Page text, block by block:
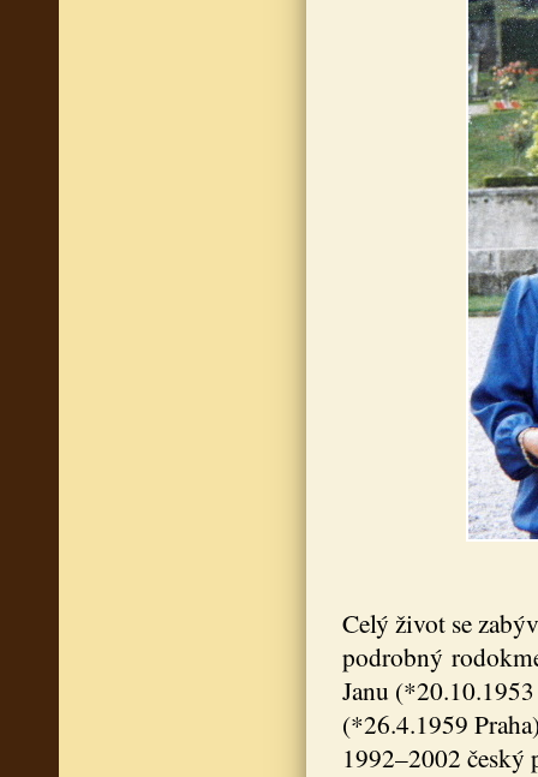
Celý život se
podrobný
Janu
(*26.4.1959
1992–2002 český